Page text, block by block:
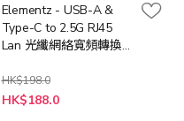
Elementz - USB-A &
Type-C to 2.5G RJ45
Lan 光纖網絡寬頻轉換
HK$198.0
特
殊
HK$188.0